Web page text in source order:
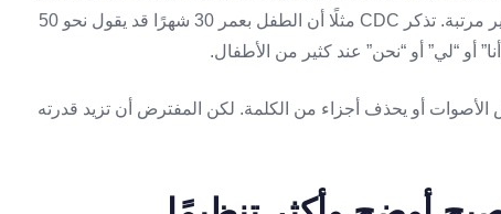
أوامر من خطوتين، ويحاول حكاية ما حدث ولو بطريقة غير مرتبة. تذكر CDC مثلًا أن الطفل بعمر 30 شهرًا قد يقول نحو 50
أو “لي” أو “نحن” عند كثير من الأطفال.
الأصوات أو يحذف أجزاء من الكلمة. لكن المفترض أن تزيد قدرته